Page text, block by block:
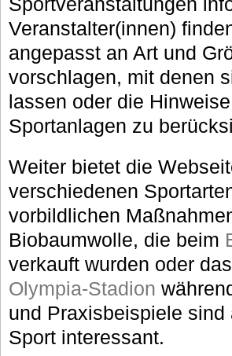
Veranstalter(innen)
angepasst an Art und
vorschlagen, mit denen
lassen oder die
Sportanlagen zu
Weiter bietet die
verschiedenen
vorbildlichen
Biobaumwolle, die beim
verkauft wurden oder das
Olympia-Stadion
und Praxisbeispiele
Sport interessant.